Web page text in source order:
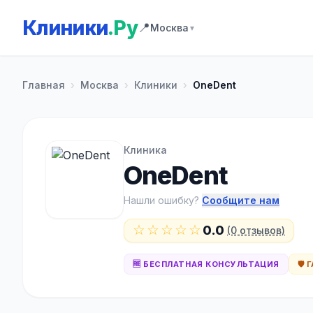
Клиники.Ру📍Москва ▼
Главная › Москва › Клиники › OneDent
Клиника
OneDent
Нашли ошибку? Сообщите нам
☆☆☆☆☆0.0 (0 отзывов)
🆓 БЕСПЛАТНАЯ КОНСУЛЬТАЦИЯ 🛡️